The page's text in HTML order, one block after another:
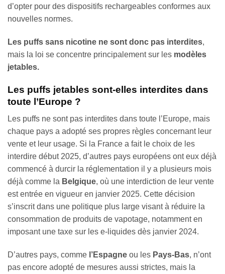
d’opter pour des dispositifs rechargeables conformes aux
nouvelles normes.
Les puffs sans nicotine ne sont donc pas interdites,
mais la loi se concentre principalement sur les modèles
jetables.
Les puffs jetables sont-elles interdites dans
toute l’Europe ?
Les puffs ne sont pas interdites dans toute l’Europe, mais
chaque pays a adopté ses propres règles concernant leur
vente et leur usage. Si la France a fait le choix de les
interdire début 2025, d’autres pays européens ont eux déjà
commencé à durcir la réglementation il y a plusieurs mois
déjà comme la Belgique, où une interdiction de leur vente
est entrée en vigueur en janvier 2025. Cette décision
s’inscrit dans une politique plus large visant à réduire la
consommation de produits de vapotage, notamment en
imposant une taxe sur les e-liquides dès janvier 2024.
D’autres pays, comme l’Espagne ou les Pays-Bas, n’ont
pas encore adopté de mesures aussi strictes, mais la